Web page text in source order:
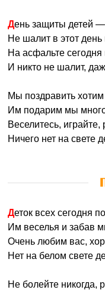
День защиты детей
Не шалит в этот день
На асфальте сегодня
И никто не шалит,
Мы поздравить
Им подарим мы
Веселитесь,
Ничего нет на свете
Деток всех сегодня
Им веселья и забав
Очень любим вас,
Нет на белом свете
Не болейте